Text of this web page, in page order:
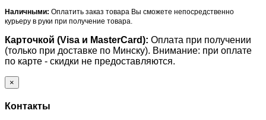
Наличными: Оплатить заказ товара Вы сможете непосредственно
курьеру в руки при получение товара.
Карточкой (Visa и MasterCard): Оплата при получении
(только при доставке по Минску). Внимание: при оплате
по карте - скидки не предоставляются.
×
Контакты